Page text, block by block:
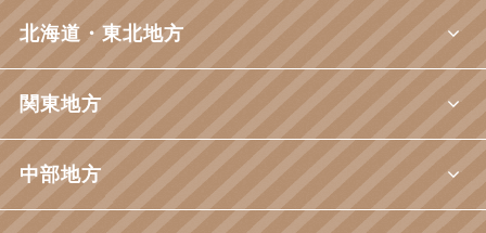
北海道・東北地方
関東地方
中部地方